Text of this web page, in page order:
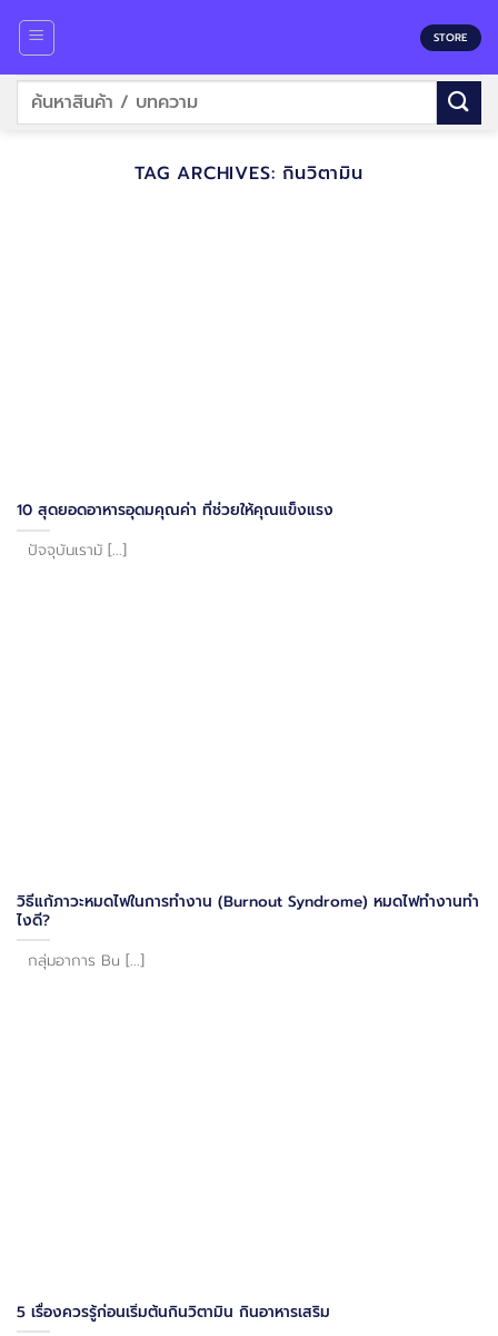
content
STORE
ค้นหา:
TAG ARCHIVES:กินวิตามิน
10 สุดยอดอาหารอุดมคุณค่า ที่ช่วยให้คุณแข็งแรง
ปัจจุบันเรามั [...]
วิธีแก้ภาวะหมดไฟในการทำงาน (Burnout Syndrome) หมดไฟทำงานทำ
ไงดี?
กลุ่มอาการ Bu [...]
5 เรื่องควรรู้ก่อนเริ่มต้นกินวิตามิน กินอาหารเสริม